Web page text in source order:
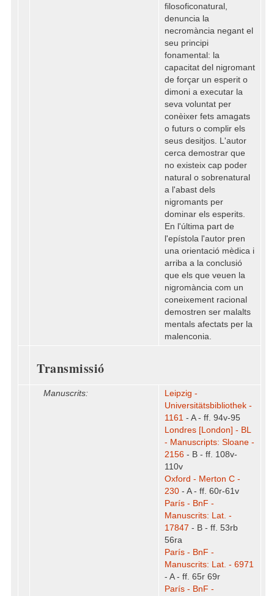
filosoficonatural,
denuncia la
necromància negant el
seu principi
fonamental: la
capacitat del nigromant
de forçar un esperit o
dimoni a executar la
seva voluntat per
conèixer fets amagats
o futurs o complir els
seus desitjos. L'autor
cerca demostrar que
no existeix cap poder
natural o sobrenatural
a l'abast dels
nigromants per
dominar els esperits.
En l'última part de
l'epístola l'autor pren
una orientació mèdica i
arriba a la conclusió
que els que veuen la
nigromància com un
coneixement racional
demostren ser malalts
mentals afectats per la
malenconia.
Transmissió
Manuscrits:
Leipzig -
Universitätsbibliothek -
1161 - A - ff. 94v-95
Londres [London] - BL
- Manuscripts: Sloane -
2156 - B - ff. 108v-
110v
Oxford - Merton C -
230 - A - ff. 60r-61v
París - BnF -
Manuscrits: Lat. -
17847 - B - ff. 53rb
56ra
París - BnF -
Manuscrits: Lat. - 6971
- A - ff. 65r 69r
París - BnF -